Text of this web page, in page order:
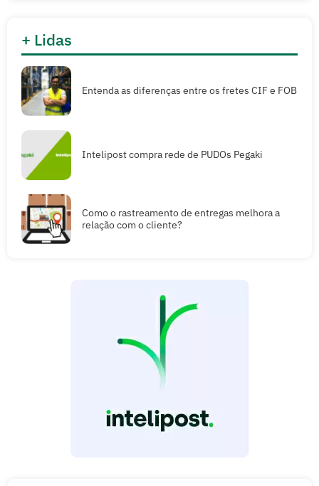
+ Lidas
Entenda as diferenças entre os fretes CIF e FOB
Intelipost compra rede de PUDOs Pegaki
Como o rastreamento de entregas melhora a
relação com o cliente?